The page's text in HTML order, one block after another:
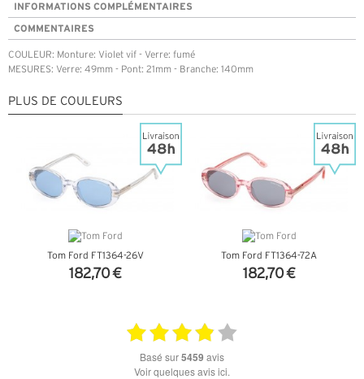
INFORMATIONS COMPLÉMENTAIRES
COMMENTAIRES
COULEUR: Monture: Violet vif - Verre: fumé
MESURES: Verre: 49mm - Pont: 21mm - Branche: 140mm
PLUS DE COULEURS
Tom Ford FT1364-26V
182,70 €
Tom Ford FT1364-72A
182,70 €
basé sur5459 avis
Voir quelques avis ici.